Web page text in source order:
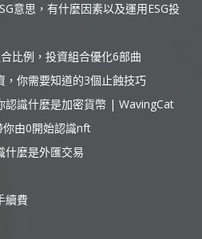
意思，有什麼因素以及運用ESG投
比例，投資組合優化6部曲
，你需要知道的3個止蝕技巧
認識什麼是加密貨幣 | WavingCat
由0開始認識nft
什麼是外匯交易
續費